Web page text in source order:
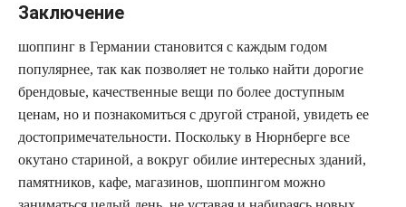
Заключение
шоппинг в Германии становится с каждым годом
популярнее, так как позволяет не только найти дорогие
брендовые, качественные вещи по более доступным
ценам, но и познакомиться с другой страной, увидеть ее
достопримечательности. Поскольку в Нюрнберге все
окутано стариной, а вокруг обилие интересных зданий,
памятников, кафе, магазинов, шоппингом можно